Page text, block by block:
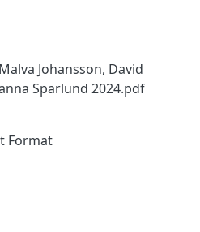
Johansson, David
Sparlund 2024.pdf
Format